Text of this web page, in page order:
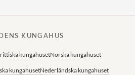
KUNGAHUS
kungahusetNorska kungahuset
kungahusetNederländska kungahuset